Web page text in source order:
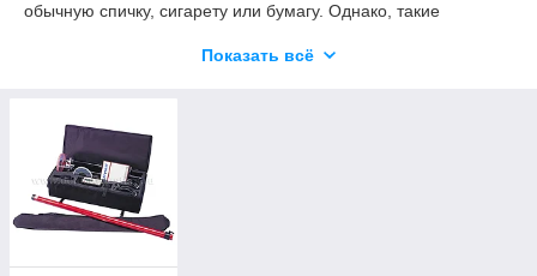
обычную спичку, сигарету или бумагу. Однако, такие
помещении после такой проверки будет много. Мы
посредством аэрозолей или специально разработанных
устройств Trutest.
Надежное оборудование для проверки
извещателей
Показать всё